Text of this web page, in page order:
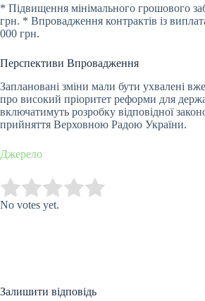
* Підвищення мінімального грошового
грн. * Впровадження контрактів із
000 грн.
Перспективи Впровадження
Заплановані зміни мали бути ухвалені
про високий пріоритет реформи для
включатимуть розробку відповідної
прийняття Верховною Радою України.
Джерело
Rate this item:
No votes yet.
Залишити відповідь